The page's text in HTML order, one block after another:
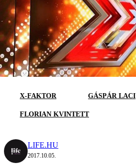
X-FAKTOR GÁSPÁR LACI
FLORIAN KVINTETT
LIFE.HU
2017.10.05.